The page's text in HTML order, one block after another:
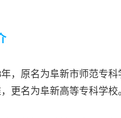
，原名为阜新市师范专
更名为阜新高等专科学校